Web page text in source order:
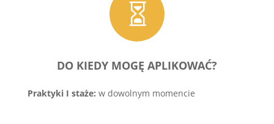

DO KIEDY MOGĘ APLIKOWAĆ?
Praktyki I staże: w dowolnym momencie